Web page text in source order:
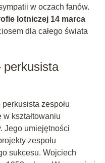
w oczach fanów.
lotniczej 14 marca
dla całego świata
perkusista
zespołu
w kształtowaniu
Jego umiejętności
zespołu
sukcesu. Wojciech